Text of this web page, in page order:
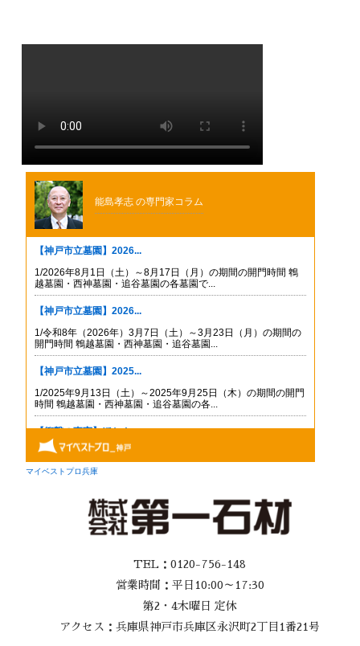
TEL：0120-756-148
営業時間：平日10:00～17:30
第2・4木曜日 定休
アクセス：兵庫県神戸市兵庫区永沢町2丁目1番21号